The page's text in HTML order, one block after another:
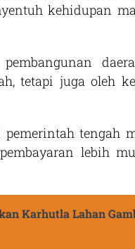
kehidupan
tetapi juga oleh
tengah
lebih
Karhutla Lahan